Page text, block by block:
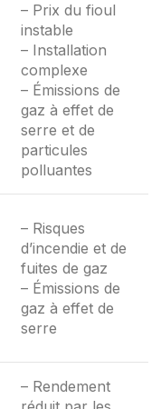
– Prix du fioul
instable
– Installation
complexe
– Émissions de
gaz à effet de
serre et de
particules
polluantes
– Risques
d’incendie et de
fuites de gaz
– Émissions de
gaz à effet de
serre
– Rendement